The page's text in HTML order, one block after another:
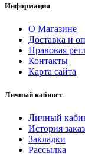
Информация
О Магазине
Доставка и
Правовая
Контакты
Карта сайта
Личный кабинет
Личный
История
Закладки
Рассылка